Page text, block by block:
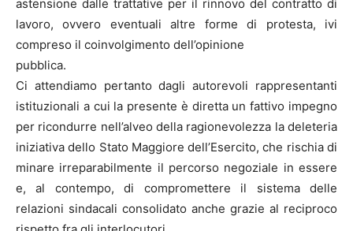
astensione dalle trattative per il rinnovo del contratto di
lavoro, ovvero eventuali altre forme di protesta, ivi
compreso il coinvolgimento dell’opinione
pubblica.
Ci attendiamo pertanto dagli autorevoli rappresentanti
istituzionali a cui la presente è diretta un fattivo impegno
per ricondurre nell’alveo della ragionevolezza la deleteria
iniziativa dello Stato Maggiore dell’Esercito, che rischia di
minare irreparabilmente il percorso negoziale in essere
e, al contempo, di compromettere il sistema delle
relazioni sindacali consolidato anche grazie al reciproco